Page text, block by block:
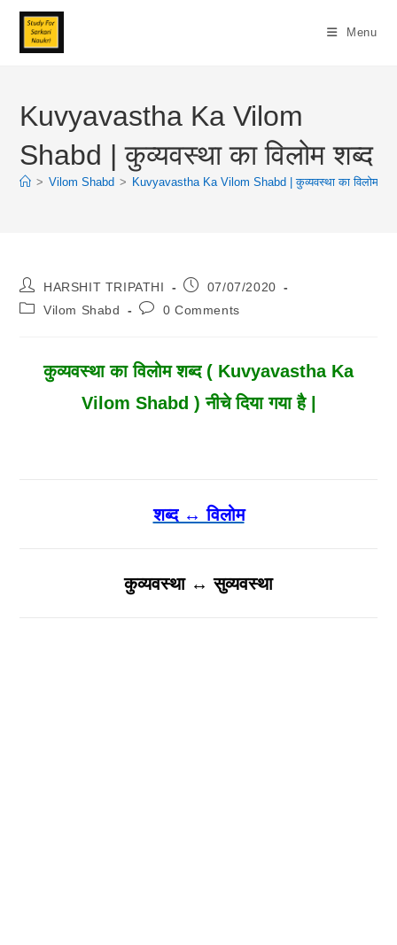
Skip
Content
Menu
Kuvyavastha Ka Vilom
Shabd | कुव्यवस्था का विलोम शब्द
> Vilom Shabd > Kuvyavastha Ka Vilom Shabd | कुव्यवस्था का विलोम
Post
Author:
HARSHIT TRIPATHI
Post07/07/2020
PostVilom Shabd
Post0 Comments
कुव्यवस्थाका विलोम शब्द ( Kuvyavastha Ka
Vilom Shabd ) नीचे दिया गया है |
शब्द ↔ विलोम
कुव्यवस्था ↔ सुव्यवस्था